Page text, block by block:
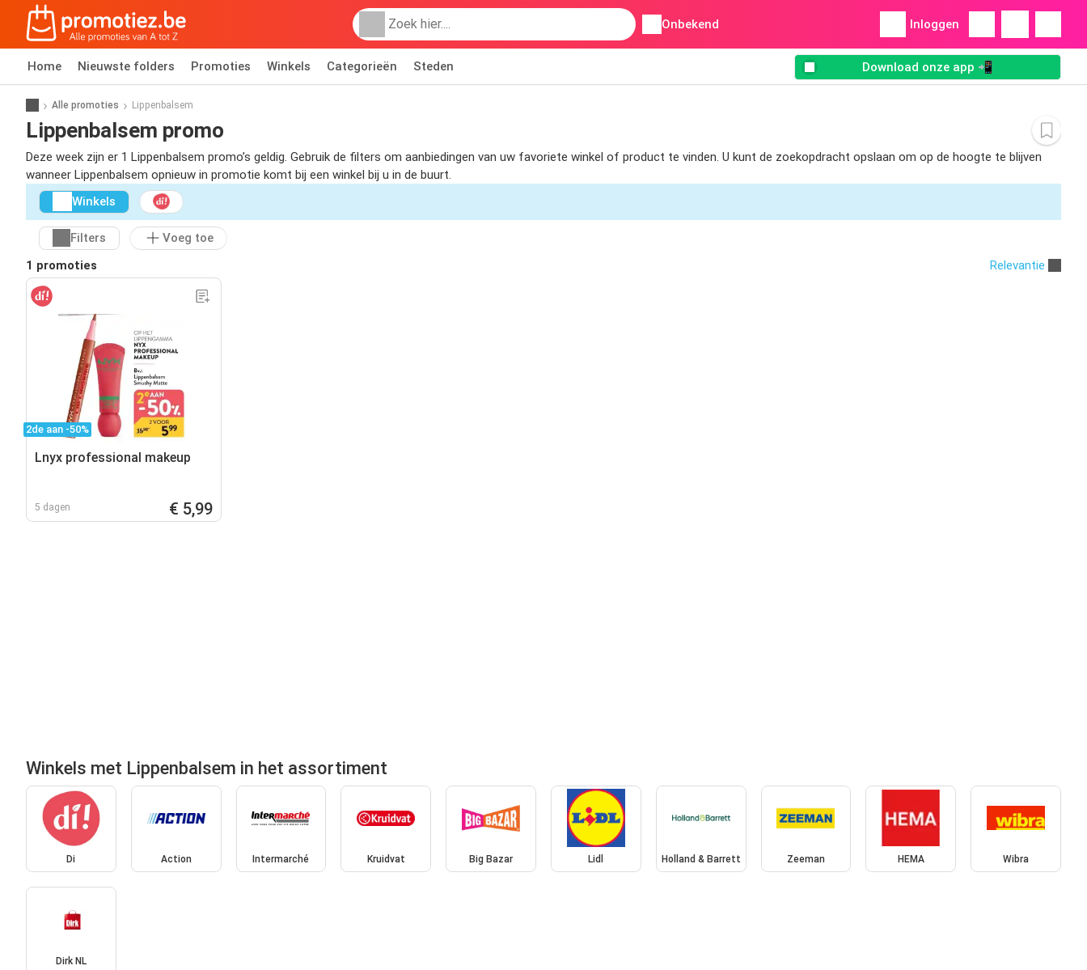
Onbekend Inloggen
Home Nieuwste folders Promoties Winkels Categorieën Steden Download onze app 📲
Alle promoties Lippenbalsem
Lippenbalsem promo
Deze week zijn er 1 Lippenbalsem promo’s geldig. Gebruik de filters om aanbiedingen van uw favoriete winkel of product te vinden. U kunt de zoekopdracht opslaan om op de hoogte te blijven
wanneer Lippenbalsem opnieuw in promotie komt bij een winkel bij u in de buurt.
Winkels
Filters
Voeg toe
1 promoties
Relevantie
2de aan -50%
Lnyx professional makeup
5 dagen € 5,99
Winkels met Lippenbalsem in het assortiment
Di Action Intermarché Kruidvat Big Bazar Lidl Holland & Barrett Zeeman HEMA Wibra
Dirk NL